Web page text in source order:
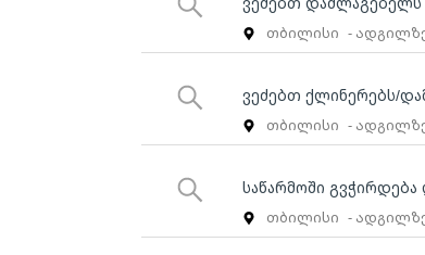
თბილისი -
ვეძებთ ქლინერებს/
თბილისი -
საწარმოში გვჭირდება
თბილისი -